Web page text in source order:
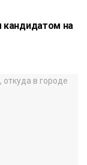
кандидатом на